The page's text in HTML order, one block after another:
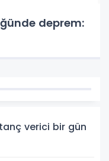
deprem:
verici bir gün